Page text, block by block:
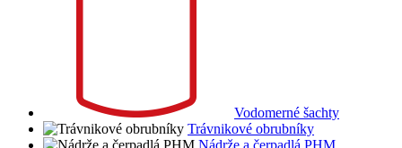
Vodomerné šachty
Trávnikové obrubníky
Nádrže a čerpadlá PHM